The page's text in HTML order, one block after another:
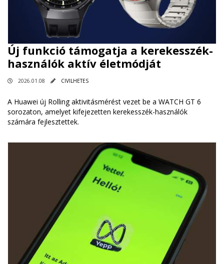
Új funkció támogatja a kerekesszék-
használók aktív életmódját
2026.01.08 CIVILHETES
A Huawei új Rolling aktivitásmérést vezet be a WATCH GT 6
sorozaton, amelyet kifejezetten kerekesszék-használók
számára fejlesztettek.